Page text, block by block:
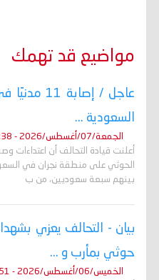
مواضيع قد تهمك
عاجل /
السعودية ...
الجمعة/07/أغسطس/2026 - 12:38 ص
أعلنت قيادة التحالف أن اعتداءات
بينهم سبعة سعوديين، من ب
بيان - التحالف يعزي
حوثي بمأرب و ...
الخميس/06/أغسطس/2026 - 11:51 م